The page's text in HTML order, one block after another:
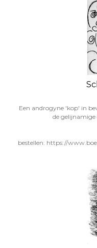
Een androgyne 'kop' in
de
bestellen: https://